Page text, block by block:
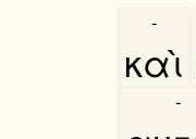
καὶ
-
-